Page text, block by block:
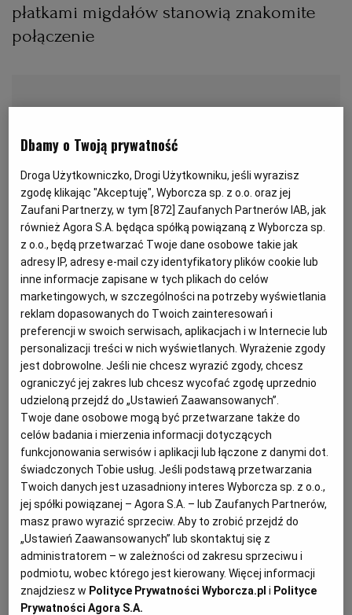
PRZEKĄSKI
KUCHNIA POLSKA
KUCHNIA NIEMIECKA
ELBLĄG
KATOWICE
KIELCE
KOSZALIN
KRAKÓW
LUBLIN
ŁÓDŹ
OLSZTYN
OPOLE
PŁOCK
ALE HISTORIA
NASZA EUROPA
SŁÓWKA. MAGAZYN O JĘZYKU
WYSOKIE OBCASY
INNE SERWISY
GAZETA.PL
TOK FM
SPORT.PL
PUBLIO.PL
KULTURALNYSKLEP.PL
DZIECKO
ZDROWIE
POGODA
płatkami migdałów stanowią znakomite
połączenie
Dla 4 osób
Przygotowanie: 40 minut
Crumble, czyli wiśnie pod kruszonką –
składniki:
600 g wiśni
70 g zimnego masła plus do natłuszczenia
żaroodpornej formy
Dbamy o Twoją prywatność
Droga Użytkowniczko, Drogi Użytkowniku, jeśli wyrazisz
zgodę klikając "Akceptuję", Wyborcza sp. z o.o. oraz jej
Zaufani Partnerzy, w tym [872] Zaufanych Partnerów IAB, jak
również Agora S.A. będąca spółką powiązaną z Wyborcza sp.
z o.o., będą przetwarzać Twoje dane osobowe takie jak
adresy IP, adresy e-mail czy identyfikatory plików cookie lub
inne informacje zapisane w tych plikach do celów
marketingowych, w szczególności na potrzeby wyświetlania
reklam dopasowanych do Twoich zainteresowań i
preferencji w swoich serwisach, aplikacjach i w Internecie lub
personalizacji treści w nich wyświetlanych. Wyrażenie zgody
jest dobrowolne. Jeśli nie chcesz wyrazić zgody, chcesz
ograniczyć jej zakres lub chcesz wycofać zgodę uprzednio
udzieloną przejdź do „Ustawień Zaawansowanych”.
Twoje dane osobowe mogą być przetwarzane także do
celów badania i mierzenia informacji dotyczących
funkcjonowania serwisów i aplikacji lub łączone z danymi dot.
świadczonych Tobie usług. Jeśli podstawą przetwarzania
Twoich danych jest uzasadniony interes Wyborcza sp. z o.o.,
jej spółki powiązanej – Agora S.A. – lub Zaufanych Partnerów,
masz prawo wyrazić sprzeciw. Aby to zrobić przejdź do
„Ustawień Zaawansowanych” lub skontaktuj się z
administratorem – w zależności od zakresu sprzeciwu i
podmiotu, wobec którego jest kierowany. Więcej informacji
znajdziesz w Polityce Prywatności Wyborcza.pl i Polityce
Prywatności Agora S.A.